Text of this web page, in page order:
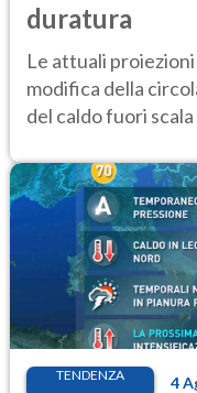
duratura
Le attuali
modifica della
del caldo fuori
TENDENZA 4